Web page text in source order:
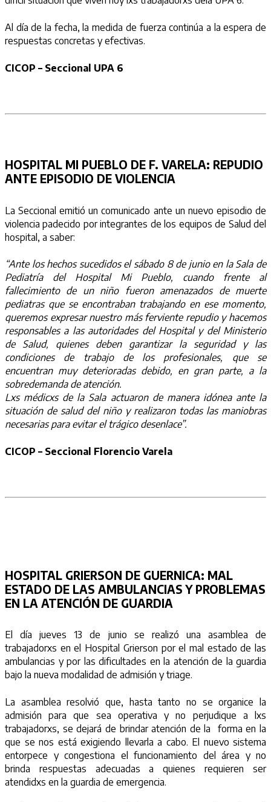
Al día de la fecha, la medida de fuerza continúa a la espera de
respuestas concretas y efectivas.
CICOP – Seccional UPA 6
HOSPITAL MI PUEBLO DE F. VARELA: REPUDIO
ANTE EPISODIO DE VIOLENCIA
La Seccional emitió un comunicado ante un nuevo episodio de
violencia padecido por integrantes de los equipos de Salud del
hospital, a saber:
“Ante los hechos sucedidos el sábado 8 de junio en la Sala de
Pediatría del Hospital Mi Pueblo, cuando frente al
fallecimiento de un niño fueron amenazados de muerte
pediatras que se encontraban trabajando en ese momento,
queremos expresar nuestro más ferviente repudio y hacemos
responsables a las autoridades del Hospital y del Ministerio
de Salud, quienes deben garantizar la seguridad y las
condiciones de trabajo de los profesionales, que se
encuentran muy deterioradas debido, en gran parte, a la
sobredemanda de atención.
Lxs médicxs de la Sala actuaron de manera idónea ante la
situación de salud del niño y realizaron todas las maniobras
necesarias para evitar el trágico desenlace”.
CICOP – Seccional Florencio Varela
HOSPITAL GRIERSON DE GUERNICA: MAL
ESTADO DE LAS AMBULANCIAS Y PROBLEMAS
EN LA ATENCIÓN DE GUARDIA
El día jueves 13 de junio se realizó una asamblea de
trabajadorxs en el Hospital Grierson por el mal estado de las
ambulancias y por las dificultades en la atención de la guardia
bajo la nueva modalidad de admisión y triage.
La asamblea resolvió que, hasta tanto no se organice la
admisión para que sea operativa y no perjudique a lxs
trabajadorxs, se dejará de brindar atención de la forma en la
que se nos está exigiendo llevarla a cabo. El nuevo sistema
entorpece y congestiona el funcionamiento del área y no
brinda respuestas adecuadas a quienes requieren ser
atendidxs en la guardia de emergencia.